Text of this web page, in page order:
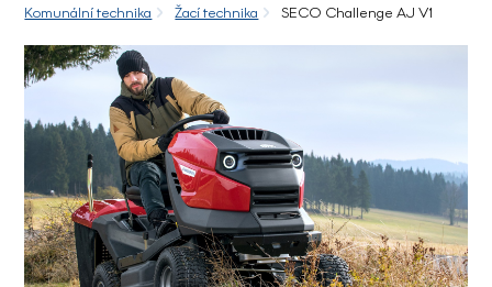
Komunální technika Žací technika SECO Challenge AJ V1